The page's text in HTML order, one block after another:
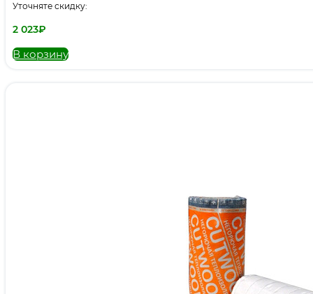
Уточняте скидку:
2 023₽
В корзину